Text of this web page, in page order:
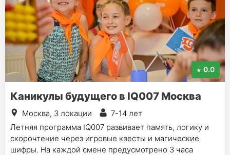
0.0
Каникулы будущего в IQ007 Москва
Москва, 3 локации
7-14 лет
Летняя программа IQ007 развивает память, логику и
скорочтение через игровые квесты и магические
шифры. На каждой смене предусмотрено 3 часа